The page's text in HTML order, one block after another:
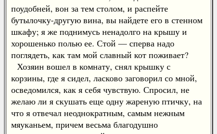
поудобней, вон за тем столом, и распейте
бутылочку-другую вина, вы найдете его в стенном
шкафу; я же поднимусь ненадолго на крышу и
хорошенько полью ее. Стой — сперва надо
поглядеть, как там мой славный кот поживает?
Хозяин вошел в комнату, снял крышку с
корзины, где я сидел, ласково заговорил со мной,
осведомился, как я себя чувствую. Спросил, не
желаю ли я скушать еще одну жареную птичку, на
что я отвечал неоднократным, самым нежным
мяуканьем, причем весьма благодушно